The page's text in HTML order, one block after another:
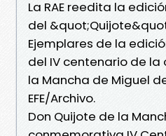
La RAE reedita la
del
Ejemplares de la
del IV centenario de la
la Mancha de Miguel
EFE/Archivo.
Don Quijote de la